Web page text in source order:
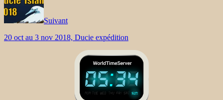
Suivant
20 oct au 3 nov 2018, Ducie expédition